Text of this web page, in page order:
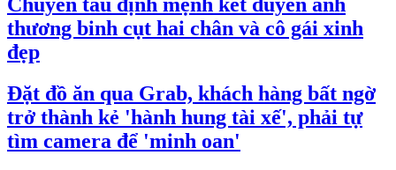
Chuyến tàu định mệnh kết duyên anh
thương binh cụt hai chân và cô gái xinh
đẹp
Đặt đồ ăn qua Grab, khách hàng bất ngờ
trở thành kẻ 'hành hung tài xế', phải tự
tìm camera để 'minh oan'